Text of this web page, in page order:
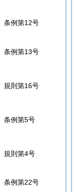
条例第12号
条例第13号
規則第16号
条例第5号
規則第4号
条例第22号